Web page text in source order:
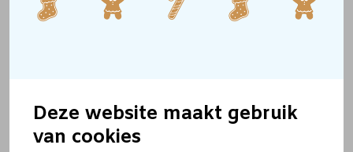
Deze website maakt gebruik
van cookies